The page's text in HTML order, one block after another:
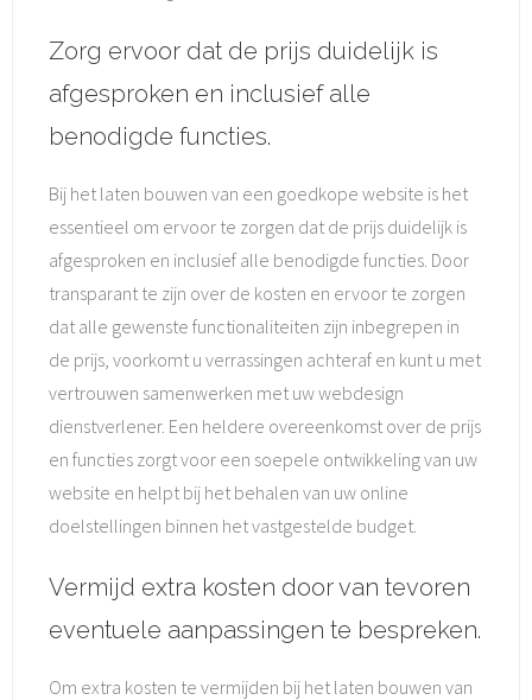
Zorg ervoor dat de prijs duidelijk is
afgesproken en inclusief alle
benodigde functies.
Bij het laten bouwen van een goedkope website is het
essentieel om ervoor te zorgen dat de prijs duidelijk is
afgesproken en inclusief alle benodigde functies. Door
transparant te zijn over de kosten en ervoor te zorgen
dat alle gewenste functionaliteiten zijn inbegrepen in
de prijs, voorkomt u verrassingen achteraf en kunt u met
vertrouwen samenwerken met uw webdesign
dienstverlener. Een heldere overeenkomst over de prijs
en functies zorgt voor een soepele ontwikkeling van uw
website en helpt bij het behalen van uw online
doelstellingen binnen het vastgestelde budget.
Vermijd extra kosten door van tevoren
eventuele aanpassingen te bespreken.
Om extra kosten te vermijden bij het laten bouwen van